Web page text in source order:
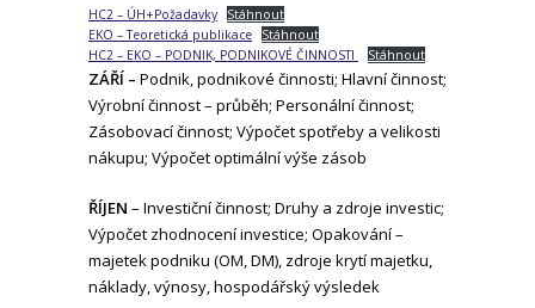
HC2 – ÚH+Požadavky
Stáhnout
EKO – Teoretická publikace
Stáhnout
HC2 – EKO – PODNIK, PODNIKOVÉ ČINNOSTI
Stáhnout
ZÁŘÍ – Podnik, podnikové činnosti; Hlavní činnost;
Výrobní činnost – průběh; Personální činnost;
Zásobovací činnost; Výpočet spotřeby a velikosti
nákupu; Výpočet optimální výše zásob
ŘÍJEN – Investiční činnost; Druhy a zdroje investic;
Výpočet zhodnocení investice; Opakování –
majetek podniku (OM, DM), zdroje krytí majetku,
náklady, výnosy, hospodářský výsledek